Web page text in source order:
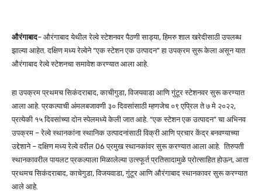
औरंगाबाद– औरंगाबाद येथील रेल्वे स्टेशनवर पैठणी साड्या, हिमरु शाल खरेदीसाठी उपलब्ध
झाल्या आहेत. दक्षिण मध्य रेल्वेने “एक स्टेशन एक उत्पादन” हा उपक्रम सुरू केला असून यात
औरंगाबाद रेल्वे स्टेशनचा समावेश करण्यात आला आहे.
हा उपक्रम प्रथमच सिकंदराबाद, काचीगुडा, विजयवाडा आणि गुंटूर स्टेशनवर सुरू करण्यात
आला आहे. प्रकल्पाची अंमलबजावणी ३० दिवसांसाठी म्हणजेच ०९ एप्रिल ते ७ मे २०२२,
प्रत्येकी १५ दिवसांच्या दोन स्पेलमध्ये केली जात आहे. “एक स्टेशन एक उत्पादन” चा अभिनव
उपक्रम – रेल्वे स्थानकांना स्थानिक उत्पादनांसाठी विक्री आणि प्रचार केंद्र बनवण्याच्या
उद्देशाने – दक्षिण मध्य रेल्वे वरील 06 प्रमुख स्थानकांवर सुरू करण्यात आला आहे. तिरुपती
स्थानकावरील पायलट प्रकल्पाला मिळालेल्या उत्स्फूर्त प्रतिसादामुळे प्रोत्साहित होऊन, आता
प्रथमच सिकंदराबाद, काचेगुडा, विजयवाडा, गुंटूर आणि औरंगाबाद स्थानकावर सुरू करण्यात
आले आहे.